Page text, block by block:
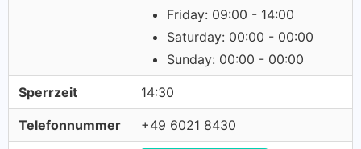
Friday: 09:00 - 14:00
Saturday: 00:00 - 00:00
Sunday: 00:00 - 00:00
Sperrzeit 14:30
Telefonnummer +49 6021 8430